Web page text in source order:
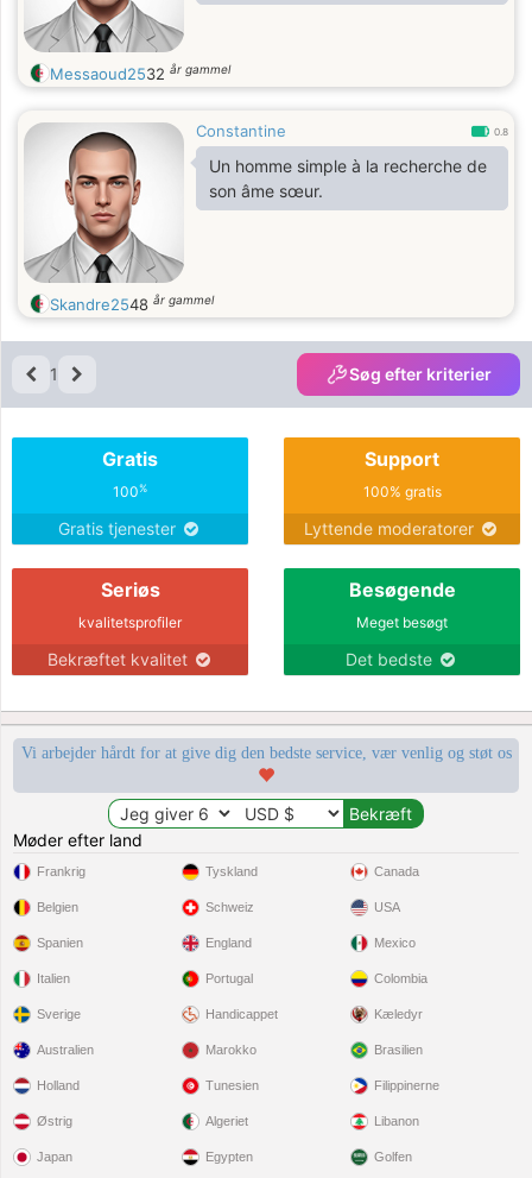
Messaoud2532 år gammel
Constantine 0.8
Un homme simple à la recherche de
son âme sœur.
Skandre2548 år gammel
1 Søg efter kriterier
Gratis
100%
Gratis tjenester
Support
100% gratis
Lyttende moderatorer
Seriøs
kvalitetsprofiler
Bekræftet kvalitet
Besøgende
Meget besøgt
Det bedste
Vi arbejder hårdt for at give dig den bedste service, vær venlig og støt os
Møder efter land
Frankrig
Belgien
Spanien
Italien
Sverige
Tyskland
Schweiz
England
Portugal
Handicappet
Canada
USA
Mexico
Colombia
Kæledyr
Australien
Holland
Østrig
Japan
Marokko
Tunesien
Algeriet
Egypten
Brasilien
Filippinerne
Libanon
Golfen